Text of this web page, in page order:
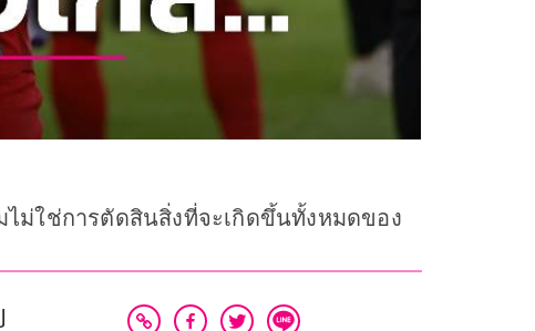
ม่ใช่การตัดสินสิ่งที่จะเกิดขึ้นทั้งหมดของ